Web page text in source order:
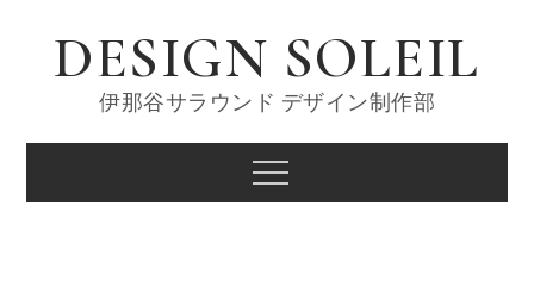
contentDESIGN SOLEIL
伊那谷サラウンド デザイン制作部
Menu